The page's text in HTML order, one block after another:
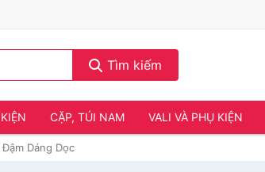
Tìm kiếm
CẶP, TÚI NAM VALI VÀ PHỤ KIỆN
Dáng Dọc